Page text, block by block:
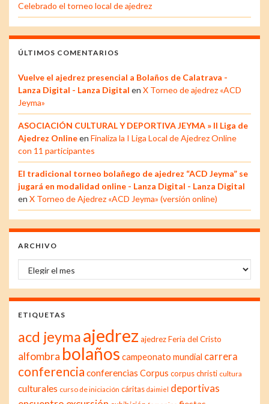
Celebrado el torneo local de ajedrez
ÚLTIMOS COMENTARIOS
Vuelve el ajedrez presencial a Bolaños de Calatrava -
Lanza Digital - Lanza Digital en X Torneo de ajedrez «ACD
Jeyma»
ASOCIACIÓN CULTURAL Y DEPORTIVA JEYMA » II Liga de
Ajedrez Onlineen Finaliza la I Liga Local de Ajedrez Online
con 11 participantes
El tradicional torneo bolañego de ajedrez “ACD Jeyma” se
jugará en modalidad online - Lanza Digital - Lanza Digital
en X Torneo de Ajedrez «ACD Jeyma» (versión online)
ARCHIVO
Archivo
ETIQUETAS
acd jeymaajedrez ajedrez Feria del Cristo
alfombra bolaños campeonato mundial carrera
conferencia conferencias Corpus corpus christi cultura
culturales curso de iniciación cáritas daimiel deportivas